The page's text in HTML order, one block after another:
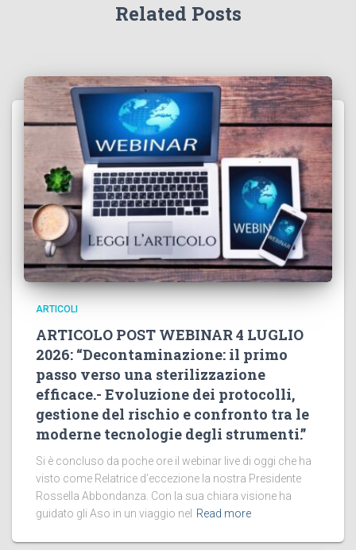
Related Posts
ARTICOLI
ARTICOLO POST WEBINAR 4 LUGLIO
2026: “Decontaminazione: il primo
passo verso una sterilizzazione
efficace.- Evoluzione dei protocolli,
gestione del rischio e confronto tra le
moderne tecnologie degli strumenti.”
Si è concluso da poche ore il webinar live di oggi che ha
visto come Relatrice d’eccezione la nostra Presidente
Rossella Abbondanza. Con la sua chiara visione ha
guidato gli Aso in un viaggio nel Read more